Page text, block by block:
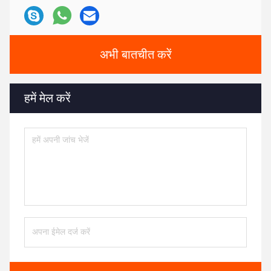
अभी बातचीत करें
हमें मेल करें